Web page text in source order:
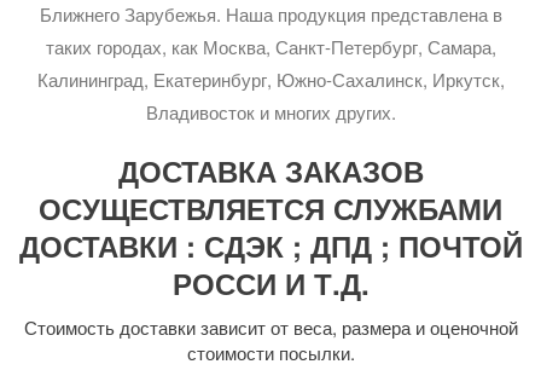
Ближнего Зарубежья. Наша продукция представлена в
таких городах, как Москва, Санкт-Петербург, Самара,
Калининград, Екатеринбург, Южно-Сахалинск, Иркутск,
Владивосток и многих других.
ДОСТАВКА ЗАКАЗОВ
ОСУЩЕСТВЛЯЕТСЯ СЛУЖБАМИ
ДОСТАВКИ : СДЭК ; ДПД ; ПОЧТОЙ
РОССИ И Т.Д.
Стоимость доставки зависит от веса, размера и оценочной
стоимости посылки.